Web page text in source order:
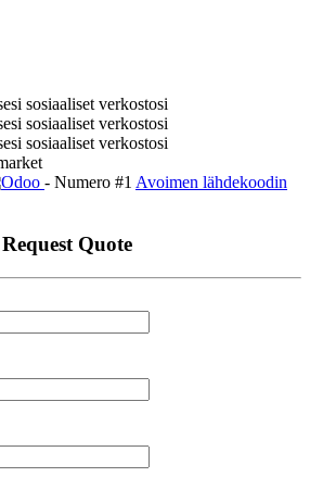
sosiaaliset verkostosi
sosiaaliset verkostosi
sosiaaliset verkostosi
- Numero #1 Avoimen lähdekoodin
Request Quote